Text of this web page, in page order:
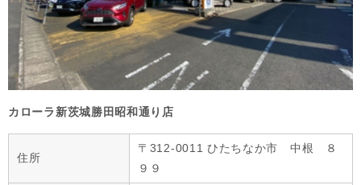
カローラ新茨城勝田昭和通り店
住所
〒312-0011 ひたちなか市 中根 ８
９９